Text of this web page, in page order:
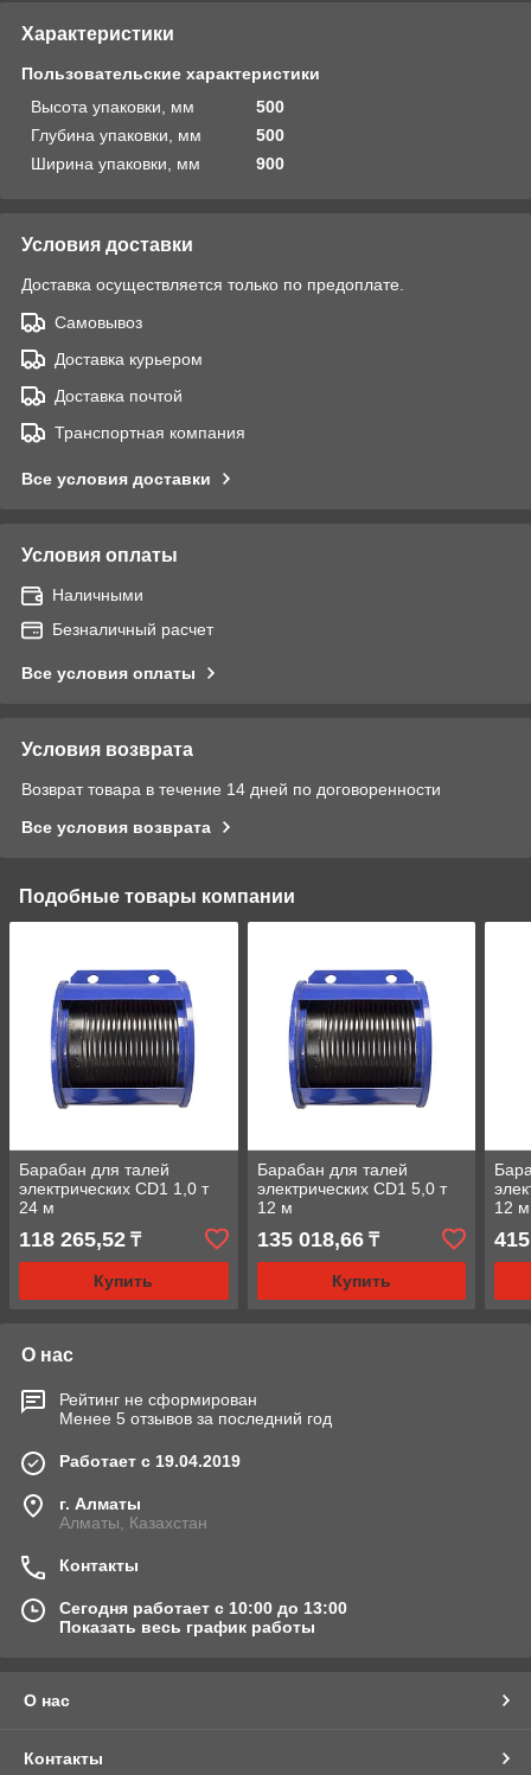
Характеристики
Пользовательские характеристики
Высота упаковки, мм
500
Глубина упаковки, мм
500
Ширина упаковки, мм
900
Условия доставки
Доставка осуществляется только по предоплате.
Самовывоз
Доставка курьером
Доставка почтой
Транспортная компания
Все условия доставки
Условия оплаты
Наличными
Безналичный расчет
Все условия оплаты
Условия возврата
Возврат товара в течение 14 дней по договоренности
Все условия возврата
Подобные товары компании
Барабан для талей
электрических CD1 1,0 т
24 м
118 265,52 ₸
Купить
Барабан для талей
электрических CD1 5,0 т
12 м
135 018,66₸
Купить
12 м
О нас
Рейтинг не сформирован
Менее 5 отзывов за последний год
Работает с 19.04.2019
г. Алматы
Алматы, Казахстан
Контакты
Сегодня работает с 10:00 до 13:00
Показать весь график работы
О нас
Контакты